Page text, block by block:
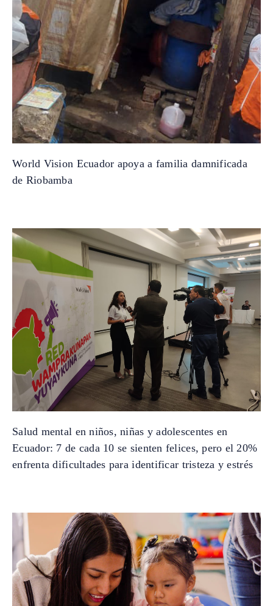
World Vision Ecuador apoya a familia damnificada
de Riobamba
Salud mental en niños, niñas y adolescentes en
Ecuador: 7 de cada 10 se sienten felices, pero el 20%
enfrenta dificultades para identificar tristeza y estrés